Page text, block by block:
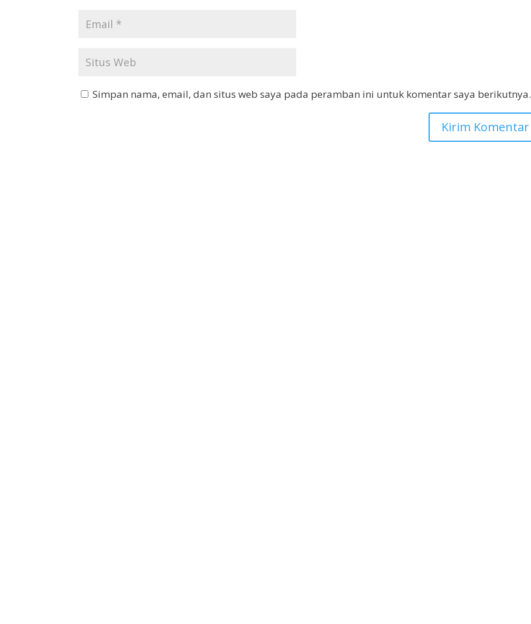
Simpan nama, email, dan situs web saya pada peramban ini untuk komentar saya berikutnya.